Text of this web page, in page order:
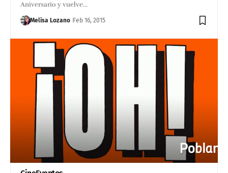
Aniversario y vuelve…
Melisa Lozano Feb 16, 2015